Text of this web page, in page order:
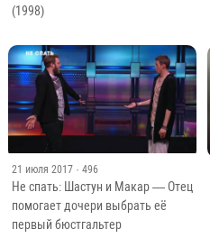
(1998)
21 июля 2017 · 496
Не спать: Шастун и Макар — Отец
помогает дочери выбрать её
первый бюстгальтер